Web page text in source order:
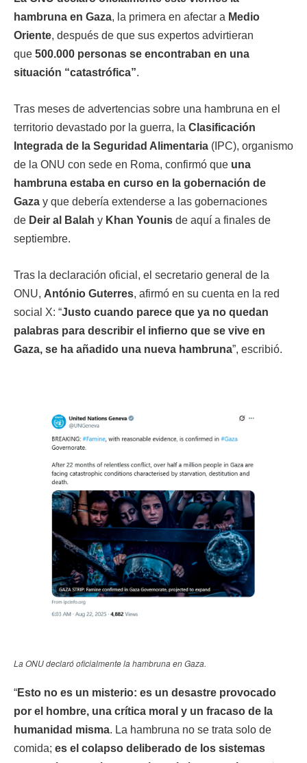
hambruna en Gaza, la primera en afectar a Medio
Oriente, después de que sus expertos advirtieran
que 500.000 personas se encontraban en una
situación “catastrófica”.
Tras meses de advertencias sobre una hambruna en el
territorio devastado por la guerra, la Clasificación
Integrada de la Seguridad Alimentaria (IPC), organismo
de la ONU con sede en Roma, confirmó que una
hambruna estaba en curso en la gobernación de
Gaza y que debería extenderse a las gobernaciones
de Deir al Balah y Khan Younis de aquí a finales de
septiembre.
Tras la declaración oficial, el secretario general de la
ONU, António Guterres, afirmó en su cuenta en la red
social X: “Justo cuando parece que ya no quedan
palabras para describir el infierno que se vive en
Gaza, se ha añadido una nueva hambruna”, escribió.
La ONU declaró oficialmente la hambruna en Gaza.
“Esto no es un misterio: es un desastre provocado
por el hombre, una crítica moral y un fracaso de la
humanidad misma. La hambruna no se trata solo de
comida; es el colapso deliberado de los sistemas